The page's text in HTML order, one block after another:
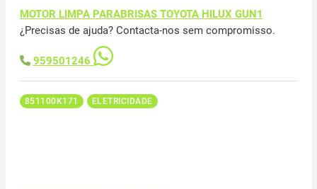
MOTOR LIMPA PARABRISAS TOYOTA HILUX GUN1
¿Precisas de ajuda? Contacta-nos sem compromisso.
959501246
851100K171 ELETRICIDADE